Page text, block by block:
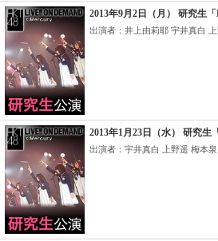
2013年9月2日（月） 研究生
出演者：井上由莉耶 宇井真白 上
2013年1月23日（水） 研究
出演者：宇井真白 上野遥 梅本泉